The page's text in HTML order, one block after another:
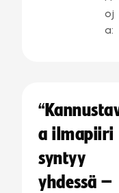
oj
a:
a ilmapiiri
syntyy
yhdessä –